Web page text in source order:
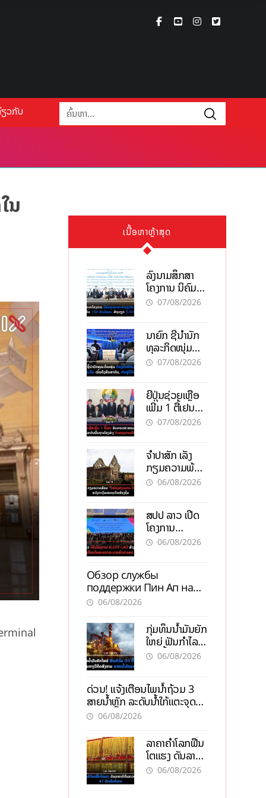
ວກັບ
ນ
ເນື້ອຫາຫຼ້າສຸດ
ລົງນາມສຶກສາ
ໂຄງການ ນິຄົມ
ອຸດສາຫະກຳ
150 ລ້ານໂດລາ,
ສ້າງວຽກ 5.000
ຕຳແໜ່ງ
07/08/2026
ນາຍົກ ຊີ້ນຳນັກ
ທຸລະກິດໜຸ່ມ
ຕ້ອງນຳໜ້າແກ້
ສາກົນ, ຫັນສູ່ດິຈິ
ຕອນ
07/08/2026
ຍີ່ປຸ່ນຊ່ວຍເຫຼືອ
ເພີ່ມ 1 ຕື້ເຢນ
ອັບເກຣດ
ເຕີບໂຕ
07/08/2026
ຈຳປາສັກ ເລັ່ງ
ກຽມຄວາມພ້ອມ
“ປີທ່ອງທ່ຽວ
ເສດຖະກິດ
ທ້ອງຖິ່ນ
06/08/2026
ສປປ ລາວ ເປີດ
ໂຄງການ
ALERT-LAO
ລະບາດທົ່ວ
ປະເທດ
06/08/2026
Обзор службы
поддержки Пин Ап на
официальном сайте с
информацией
06/08/2026
ກຸ່ມທຶນນ້ຳມັນຍັກ
ໃຫຍ່ ຟັນກຳໄລ
93 ຕື້ໂດລາ
ນໍ້າມັນແພງ
06/08/2026
ດ່ວນ! ແຈ້ງເຕືອນໄພນໍ້າຖ້ວມ 3
ສາຍນໍ້າຫຼັກ ລະດັບນໍ້າໃກ້ແຕະຈຸດ
ອັນຕະລາຍ
06/08/2026
ລາຄາຄຳໂລກຟື້ນ
ໂຕແຮງ ດັນລາຄາ
ຄຳໃນລາວທະລຸ
06/08/2026